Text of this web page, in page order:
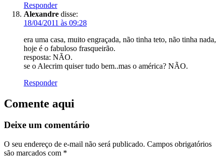
Responder
Alexandre disse:
18/04/2011 às 09:28
era uma casa, muito engraçada, não tinha teto, não tinha nada,
hoje é o fabuloso frasqueirão.
resposta: NÃO.
se o Alecrim quiser tudo bem..mas o américa? NÃO.
Responder
Comente aqui
Deixe um comentário
O seu endereço de e-mail não será publicado. Campos obrigatórios
são marcados com *